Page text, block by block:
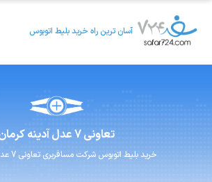
آسان ترین راه خرید بلیط اتوبوس
تعاونی 7 عدل آدینه کرمان
خرید بلیط اتوبوس شرکت مسافربری تعاونی 7 عدل